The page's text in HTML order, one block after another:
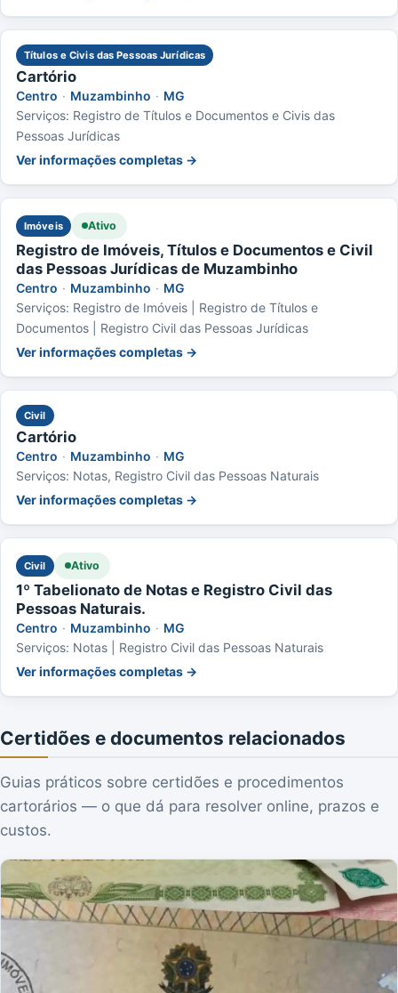
Títulos e Civis das Pessoas Jurídicas
Cartório
Centro · Muzambinho · MG
Serviços: Registro de Títulos e Documentos e Civis das
Pessoas Jurídicas
Ver informações completas →
Imóveis Ativo
Registro de Imóveis, Títulos e Documentos e Civil
das Pessoas Jurídicas de Muzambinho
Centro · Muzambinho · MG
Serviços: Registro de Imóveis | Registro de Títulos e
Documentos | Registro Civil das Pessoas Jurídicas
Ver informações completas →
Civil
Cartório
Centro · Muzambinho · MG
Serviços: Notas, Registro Civil das Pessoas Naturais
Ver informações completas →
Civil Ativo
1º Tabelionato de Notas e Registro Civil das
Pessoas Naturais.
Centro · Muzambinho · MG
Serviços: Notas | Registro Civil das Pessoas Naturais
Ver informações completas →
Certidões e documentos relacionados
Guias práticos sobre certidões e procedimentos
cartorários — o que dá para resolver online, prazos e
custos.